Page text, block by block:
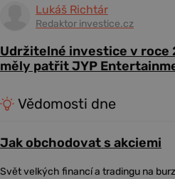
Lukáš Richtár
Redaktor investice.cz
Udržitelné investice v roce
měly patřit JYP
Vědomosti dne
Jak obchodovat s akciemi
Svět velkých financí a tradingu na